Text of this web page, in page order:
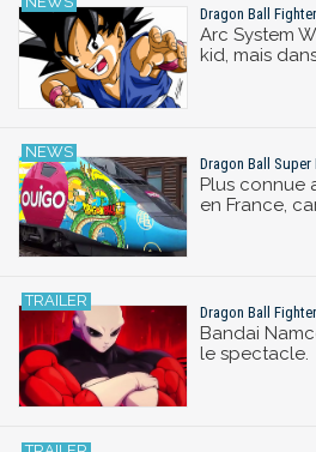
Dragon Ball
Arc System
kid, mais
Dragon Ball
Plus connue
en France,
Dragon Ball
Bandai
le spectacle.